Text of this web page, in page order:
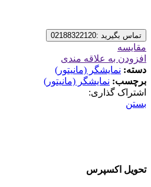
تماس بگیرید :02188322120
مقایسه
افزودن به علاقه مندی
دسته: نمایشگر (مانیتور)
برچسب: نمایشگر (مانیتور)
اشتراک گذاری:
بستن
تحویل اکسپرس